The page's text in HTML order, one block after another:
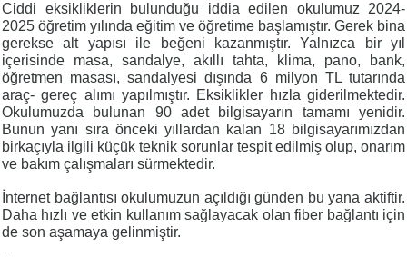
Ciddi eksikliklerin bulunduğu iddia edilen okulumuz 2024-
2025 öğretim yılında eğitim ve öğretime başlamıştır. Gerek bina
gerekse alt yapısı ile beğeni kazanmıştır. Yalnızca bir yıl
içerisinde masa, sandalye, akıllı tahta, klima, pano, bank,
öğretmen masası, sandalyesi dışında 6 milyon TL tutarında
araç- gereç alımı yapılmıştır. Eksiklikler hızla giderilmektedir.
Okulumuzda bulunan 90 adet bilgisayarın tamamı yenidir.
Bunun yanı sıra önceki yıllardan kalan 18 bilgisayarımızdan
birkaçıyla ilgili küçük teknik sorunlar tespit edilmiş olup, onarım
ve bakım çalışmaları sürmektedir.
İnternet bağlantısı okulumuzun açıldığı günden bu yana aktiftir.
Daha hızlı ve etkin kullanım sağlayacak olan fiber bağlantı için
de son aşamaya gelinmiştir.